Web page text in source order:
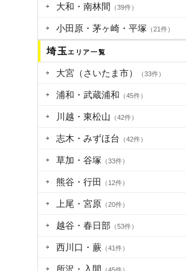
大和・南林間 （39件）
小田原・茅ヶ崎・平塚 （21件）
埼玉 エリア一覧
大宮（さいたま市） （33件）
浦和・武蔵浦和 （45件）
川越・東松山 （42件）
志木・みずほ台 （42件）
草加・谷塚 （33件）
熊谷・行田 （12件）
上尾・宮原 （20件）
越谷・春日部 （53件）
西川口・蕨 （41件）
所沢・入間